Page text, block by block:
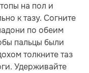
на пол и
к тазу. Согните
по обеим
пальцы были
толкните таз
Удерживайте